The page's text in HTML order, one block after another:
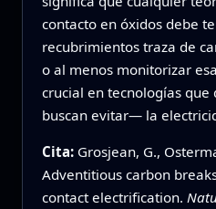
contacto en óxidos debe
recubrimientos traza de
o al menos monitorizar
crucial en tecnologías
buscan evitar— la
Cita: Grosjean, G.,
Adventitious carbon
contact electrification.